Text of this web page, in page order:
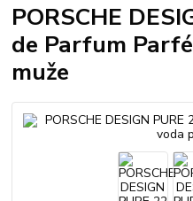
PORSCHE
de Parfum
muže